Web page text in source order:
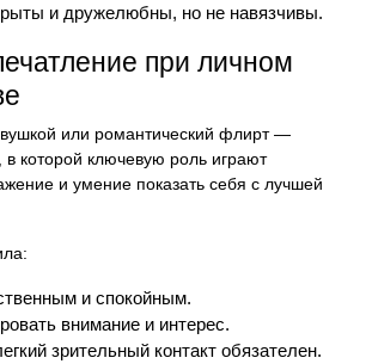
и дружелюбны, но не навязчивы.
при личном
или романтический флирт —
в которой ключевую роль играют
и умение показать себя с лучшей
и спокойным.
внимание и интерес.
зрительный контакт обязателен.